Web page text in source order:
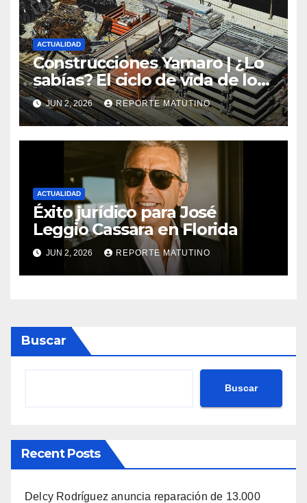
ACTUALIDAD
Construcciones Yamaro | ¿Lo
sabías? El ciclo de vida de los
materiales de construcción
revoluciona eficiencia en
proyectos modernos
JUN 2, 2026 REPORTE MATUTINO
ACTUALIDAD
Éxito jurídico para José
Leggio Cassara en Florida
JUN 2, 2026 REPORTE MATUTINO
Buscar
Buscar
Recent Posts
Delcy Rodríguez anuncia reparación de 13.000